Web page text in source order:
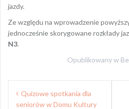
jazdy.
Ze względu na wprowadzenie
jednocześnie skorygowane rozkłady
N3.
Opublikowany w
Quizowe spotkania dla
seniorów w Domu Kultury